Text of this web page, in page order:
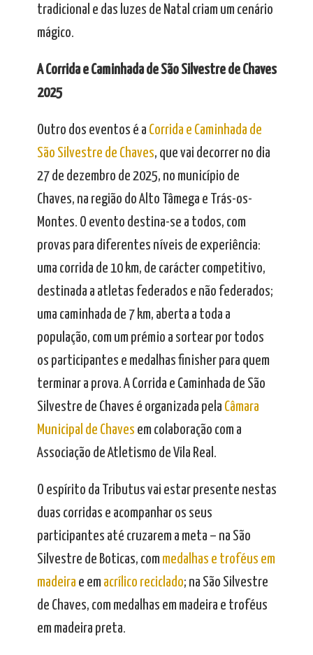
tradicional e das luzes de Natal criam um cenário
mágico.
A Corrida e Caminhada de São Silvestre de Chaves
2025
Outro dos eventos é a Corrida e Caminhada de
São Silvestre de Chaves, que vai decorrer no dia
27 de dezembro de 2025, no município de
Chaves, na região do Alto Tâmega e Trás-os-
Montes. O evento destina-se a todos, com
provas para diferentes níveis de experiência:
uma corrida de 10 km, de carácter competitivo,
destinada a atletas federados e não federados;
uma caminhada de 7 km, aberta a toda a
população, com um prémio a sortear por todos
os participantes e medalhas finisher para quem
terminar a prova. A Corrida e Caminhada de São
Silvestre de Chaves é organizada pela Câmara
Municipal de Chaves em colaboração com a
Associação de Atletismo de Vila Real.
O espírito da Tributus vai estar presente nestas
duas corridas e acompanhar os seus
participantes até cruzarem a meta – na São
Silvestre de Boticas, com medalhas e troféus em
madeira e em acrílico reciclado; na São Silvestre
de Chaves, com medalhas em madeira e troféus
em madeira preta.